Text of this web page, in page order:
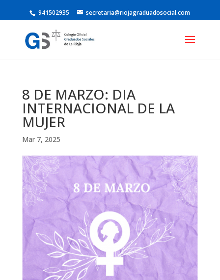
941502935 secretaria@riojagraduadosocial.com
8 DE MARZO: DIA
INTERNACIONAL DE LA
MUJER
Mar 7, 2025